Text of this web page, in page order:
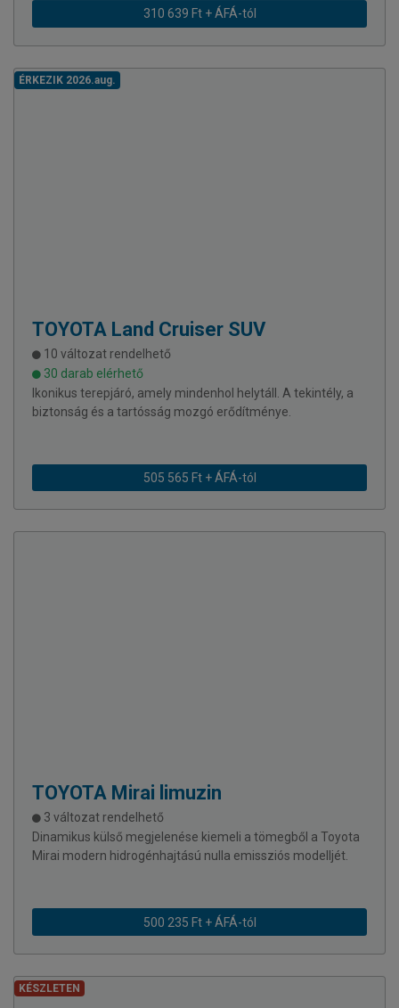
310 639 Ft + ÁFÁ-tól
ÉRKEZIK 2026.aug.
TOYOTA Land Cruiser SUV
10 változat rendelhető
30 darab elérhető
Ikonikus terepjáró, amely mindenhol helytáll. A tekintély, a
biztonság és a tartósság mozgó erődítménye.
505 565 Ft + ÁFÁ-tól
TOYOTA Mirai limuzin
3 változat rendelhető
Dinamikus külső megjelenése kiemeli a tömegből a Toyota
Mirai modern hidrogénhajtású nulla emissziós modelljét.
500 235 Ft + ÁFÁ-tól
KÉSZLETEN